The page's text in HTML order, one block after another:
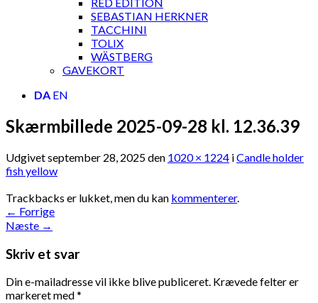
SEBASTIAN HERKNER
TACCHINI
TOLIX
WÄSTBERG
GAVEKORT
DA EN
Skærmbillede 2025-09-28 kl. 12.36.39
Udgivetseptember 28, 2025den 1020 × 1224 iCandle holder
fish yellow
Trackbacks er lukket, men du kan kommenterer.
← Forrige
Næste →
Skriv et svar
Din e-mailadresse vil ikke blive publiceret. Krævede felter er
markeret med*